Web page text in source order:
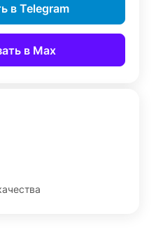
в Telegram
в Max